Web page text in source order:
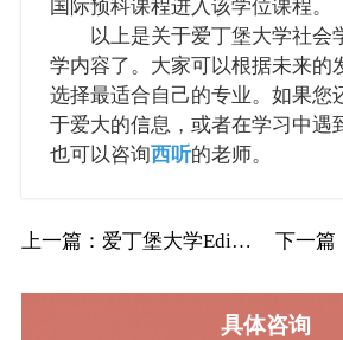
国际预科课程进入该学位课程。
以上是关于爱丁堡大学社会
学内容了。大家可以根据未来的
选择最适合自己的专业。如果您
于爱大的信息，或者在学习中遇
也可以咨询西听的老师。
上一篇 ：爱丁堡大学Edin爱大社会学和心理学辅导… 下一篇
具体咨询